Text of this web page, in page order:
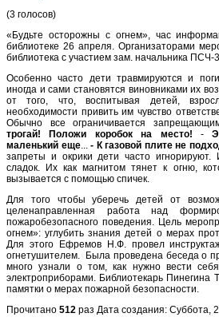
(3 голосов)
«Будьте осторожны с огнем», час
библиотеке 26 апреля. Организаторами
библиотека с участием зам. начальника
Особенно часто дети травмируются и
иногда и сами становятся виновниками их
от того, что, воспитывая детей,
необходимости привить им чувство
Обычно все ограничивается
трогай!
Положи коробок на место! -
маленький еще... - К газовой плите не
запреты и окрики дети часто
сладок. Их как магнитом тянет к огню,
вызывается с помощью спичек.
Для того чтобы уберечь детей от
целенаправленная работа над
пожаробезопасного поведения. Цель
огнем»: углубить знания детей о мерах
Для этого Ефремов Н.Ф. провел
огнетушителем. Была проведена беседа о
много узнали о том, как нужно вести
электроприборами. Библиотекарь Пинегина
памятки о мерах пожарной безопасности.
Прочитано 512 раз Дата создания: Суббота,